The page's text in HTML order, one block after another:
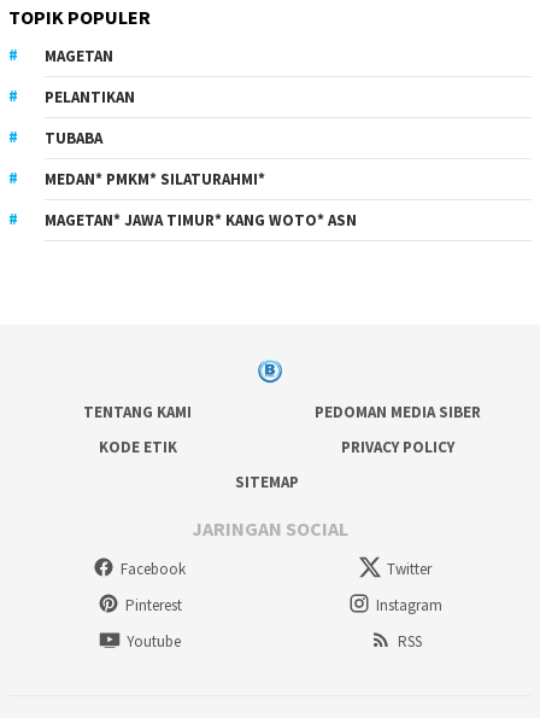
TOPIK POPULER
MAGETAN
PELANTIKAN
TUBABA
MEDAN* PMKM* SILATURAHMI*
MAGETAN* JAWA TIMUR* KANG WOTO* ASN
TENTANG KAMI
PEDOMAN MEDIA SIBER
KODE ETIK
PRIVACY POLICY
SITEMAP
JARINGAN SOCIAL
Facebook
Twitter
Pinterest
Instagram
Youtube
RSS